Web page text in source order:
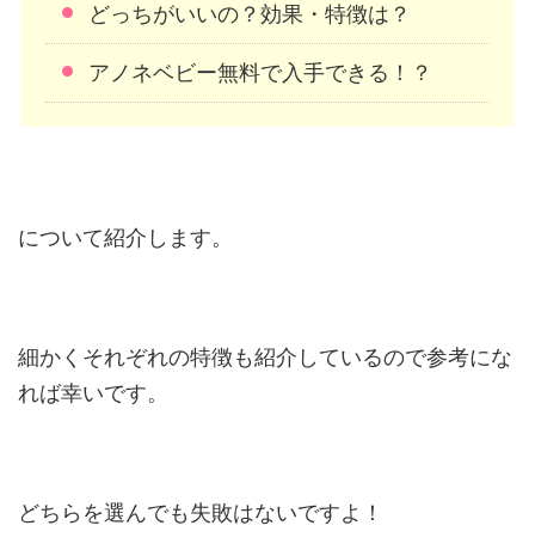
どっちがいいの？効果・特徴は？
アノネベビー無料で入手できる！？
について紹介します。
細かくそれぞれの特徴も紹介しているので参考にな
れば幸いです。
どちらを選んでも失敗はないですよ！